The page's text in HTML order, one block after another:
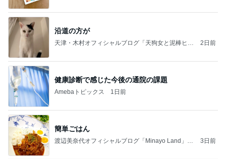
沿道の方が
天津・木村オフィシャルブログ「天狗女と泥棒ヒゲ
2日前
健康診断で感じた今後の通院の課題
Amebaトピックス 1日前
簡単ごはん
渡辺美奈代オフィシャルブログ「Minayo Land」P
3日前